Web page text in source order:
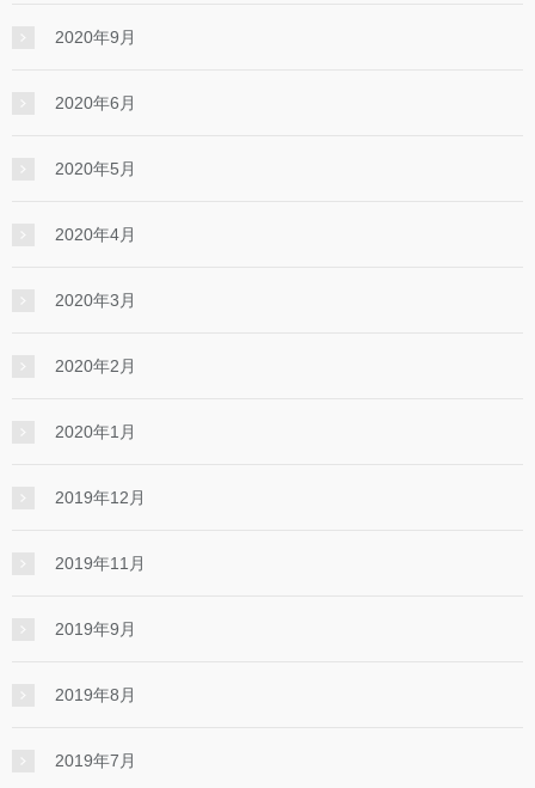
2020年9月
2020年6月
2020年5月
2020年4月
2020年3月
2020年2月
2020年1月
2019年12月
2019年11月
2019年9月
2019年8月
2019年7月